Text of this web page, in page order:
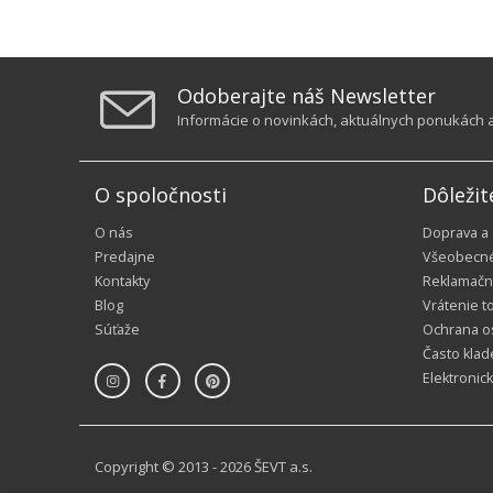
Odoberajte náš Newsletter
Informácie o novinkách, aktuálnych ponukách
O spoločnosti
O nás
Predajne
Kontakty
Blog
Súťaže
Doprava
Vrátenie
Ochrana
Často
Copyright © 2013 - 2026 ŠEVT a.s.